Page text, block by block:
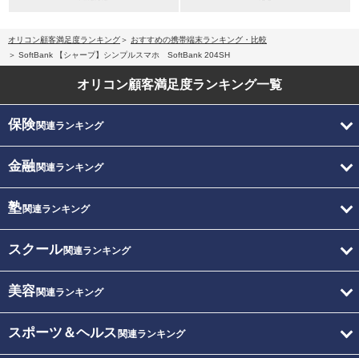
オリコン顧客満足度ランキング
おすすめの携帯端末ランキング・比較
SoftBank 【シャープ】シンプルスマホ SoftBank 204SH
オリコン顧客満足度ランキング一覧
保険関連ランキング
金融関連ランキング
塾関連ランキング
スクール関連ランキング
美容関連ランキング
スポーツ＆ヘルス 関連ランキング